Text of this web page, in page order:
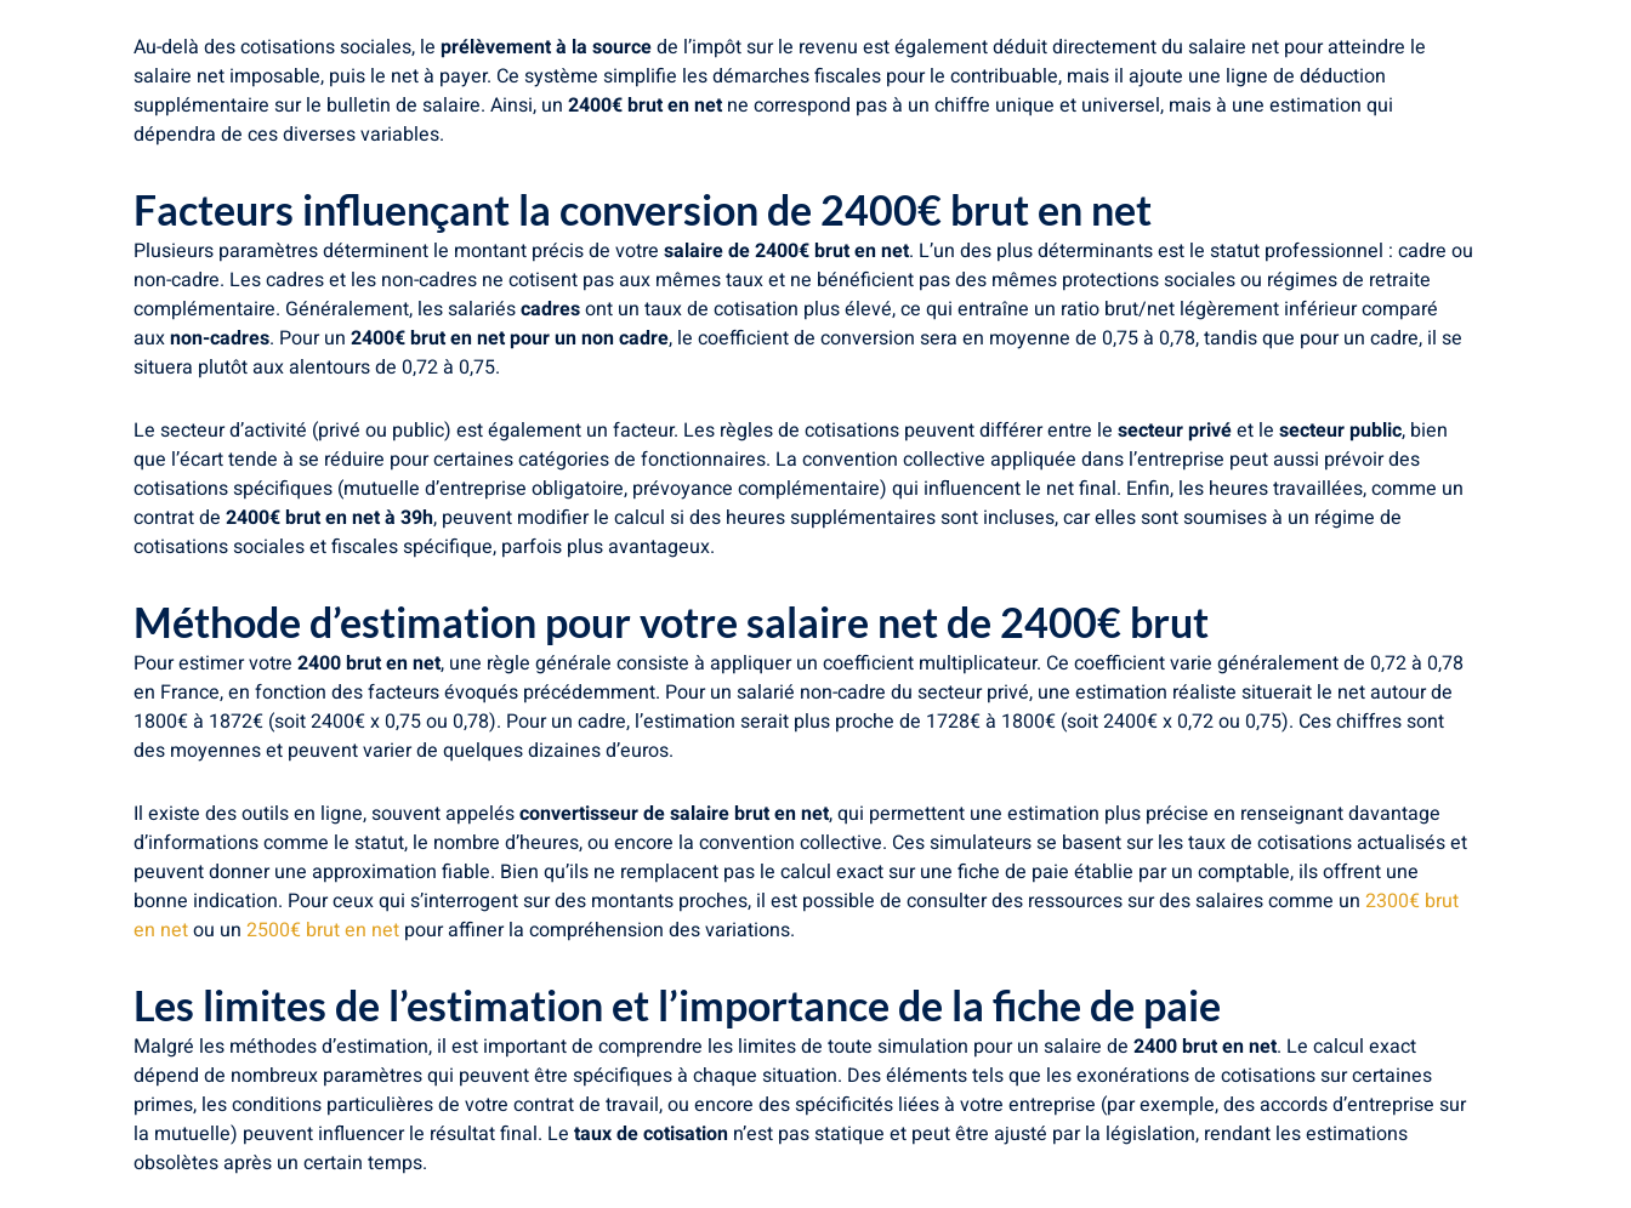
Au-delà des cotisations sociales, le prélèvement à la sourcede l’impôt sur le revenu est également déduit directement du salaire net pour atteindre le
salaire net imposable, puis le net à payer. Ce système simplifie les démarches fiscales pour le contribuable, mais il ajoute une ligne de déduction
supplémentaire sur le bulletin de salaire. Ainsi, un 2400€ brut en netne correspond pas à un chiffre unique et universel, mais à une estimation qui
dépendra de ces diverses variables.
Facteurs influençant la conversion de 2400€ brut en net
Plusieurs paramètres déterminent le montant précis de votre salaire de 2400€ brut en net. L’un des plus déterminants est le statut professionnel : cadre ou
non-cadre. Les cadres et les non-cadres ne cotisent pas aux mêmes taux et ne bénéficient pas des mêmes protections sociales ou régimes de retraite
complémentaire. Généralement, les salariéscadresont un taux de cotisation plus élevé, ce qui entraîne un ratio brut/net légèrement inférieur comparé
auxnon-cadres. Pour un 2400€ brut en net pour un non cadre, le coefficient de conversion sera en moyenne de 0,75 à 0,78, tandis que pour un cadre, il se
situera plutôt aux alentours de 0,72 à 0,75.
Le secteur d’activité (privé ou public) est également un facteur. Les règles de cotisations peuvent différer entre le secteur privéet le secteur public, bien
que l’écart tende à se réduire pour certaines catégories de fonctionnaires. La convention collective appliquée dans l’entreprise peut aussi prévoir des
cotisations spécifiques (mutuelle d’entreprise obligatoire, prévoyance complémentaire) qui influencent le net final. Enfin, les heures travaillées, comme un
contrat de 2400€ brut en net à 39h, peuvent modifier le calcul si des heures supplémentaires sont incluses, car elles sont soumises à un régime de
cotisations sociales et fiscales spécifique, parfois plus avantageux.
Méthode d’estimation pour votre salaire net de 2400€ brut
Pour estimer votre 2400 brut en net, une règle générale consiste à appliquer un coefficient multiplicateur. Ce coefficient varie généralement de 0,72 à 0,78
en France, en fonction des facteurs évoqués précédemment. Pour un salarié non-cadre du secteur privé, une estimation réaliste situerait le net autour de
1800€ à 1872€ (soit 2400€ x 0,75 ou 0,78). Pour un cadre, l’estimation serait plus proche de 1728€ à 1800€ (soit 2400€ x 0,72 ou 0,75). Ces chiffres sont
des moyennes et peuvent varier de quelques dizaines d’euros.
Il existe des outils en ligne, souvent appelésconvertisseur de salaire brut en net, qui permettent une estimation plus précise en renseignant davantage
d’informations comme le statut, le nombre d’heures, ou encore la convention collective. Ces simulateurs se basent sur les taux de cotisations actualisés et
peuvent donner une approximation fiable. Bien qu’ils ne remplacent pas le calcul exact sur une fiche de paie établie par un comptable, ils offrent une
bonne indication. Pour ceux qui s’interrogent sur des montants proches, il est possible de consulter des ressources sur des salaires comme un 2300€ brut
en netou un 2500€ brut en net pour affiner la compréhension des variations.
Les limites de l’estimation et l’importance de la fiche de paie
Malgré les méthodes d’estimation, il est important de comprendre les limites de toute simulation pour un salaire de 2400 brut en net. Le calcul exact
dépend de nombreux paramètres qui peuvent être spécifiques à chaque situation. Des éléments tels que les exonérations de cotisations sur certaines
primes, les conditions particulières de votre contrat de travail, ou encore des spécificités liées à votre entreprise (par exemple, des accords d’entreprise sur
la mutuelle) peuvent influencer le résultat final. Le taux de cotisation n’est pas statique et peut être ajusté par la législation, rendant les estimations
obsolètes après un certain temps.